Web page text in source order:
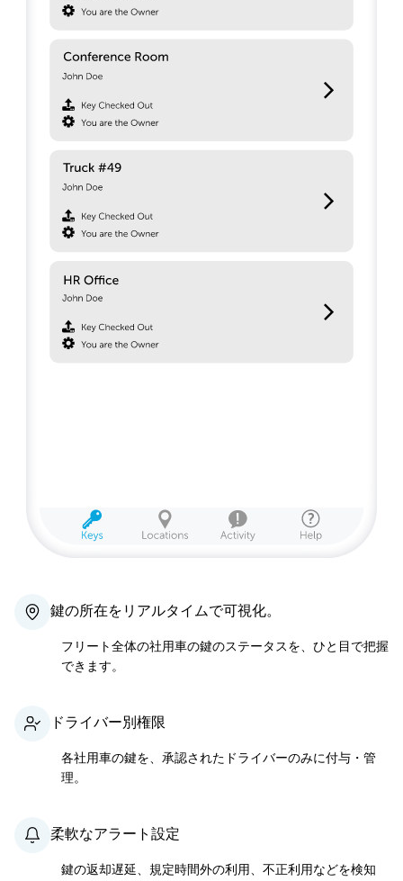
鍵の所在をリアルタイムで可視化。
フリート全体の社用車の鍵のステータスを、ひと目で把握
できます。
ドライバー別権限
各社用車の鍵を、承認されたドライバーのみに付与・管
理。
柔軟なアラート設定
鍵の返却遅延、規定時間外の利用、不正利用などを検知